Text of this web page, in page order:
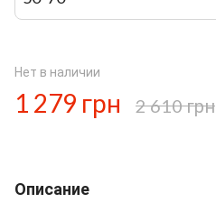
Нет в наличии
1 279 грн 2 610 грн
Описание